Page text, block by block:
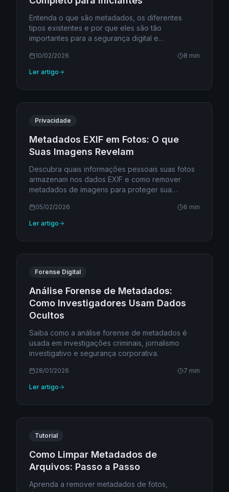
Entenda o que são metadados, os diferentes
tipos existentes e por que eles são tão
importantes para a segurança digital e
10/02/2026 8 min
Ler artigo
Privacidade
Metadados EXIF em Fotos: O que
Suas Imagens Revelam
Descubra quais informações pessoais suas fotos
armazenam nos dados EXIF e como remover
metadados de imagens para proteger sua
05/02/2026 6 min
Ler artigo
Forense Digital
Análise Forense de Metadados:
Como Investigadores Usam Dados
Ocultos
Saiba como a análise forense de metadados é
usada em investigações criminais, jornalismo
investigativo e segurança corporativa.
28/01/2026 7 min
Ler artigo
Tutorial
Como Limpar Metadados de
Arquivos: Passo a Passo
Aprenda a remover metadados de fotos,